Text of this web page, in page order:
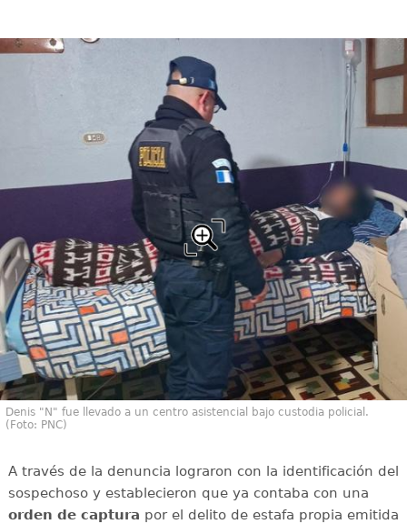
Denis "N" fue llevado a un centro asistencial bajo custodia policial.
(Foto: PNC)
A través de la denuncia lograron con la identificación del
sospechoso y establecieron que ya contaba con una
orden de captura por el delito de estafa propia emitida